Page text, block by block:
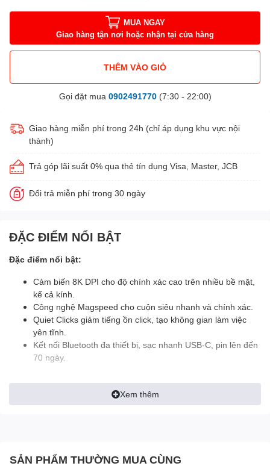
MUA NGAY
Giao hàng tận nơi hoặc nhận tại cửa hàng
THÊM VÀO GIỎ
Gọi đặt mua 0902491770(7:30 - 22:00)
Giao hàng miễn phí trong 24h (chỉ áp dụng khu vực nội
thành)
Trả góp lãi suất 0% qua thẻ tín dụng Visa, Master, JCB
Đổi trả miễn phí trong 30 ngày
ĐẶC ĐIỂM NỔI BẬT
Đặc điểm nổi bật:
Cảm biến 8K DPI cho độ chính xác cao trên nhiều bề mặt,
kể cả kính.
Công nghệ Magspeed cho cuộn siêu nhanh và chính xác.
Quiet Clicks giảm tiếng ồn click, tạo không gian làm việc
yên tĩnh.
Kết nối Bluetooth đa thiết bị, sạc nhanh USB-C, pin lên đến
70 ngày.
Chuột văn phòng Logitech
MX Anywhere 3S
Hiệu quả, linh hoạt, tối ưu
Xem thêm
SẢN PHẨM THƯỜNG MUA CÙNG